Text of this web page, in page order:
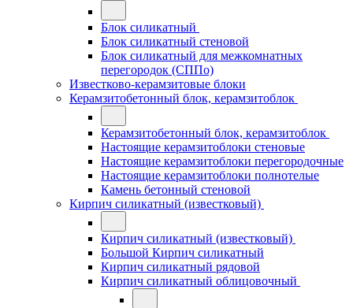
Блок силикатный
Блок силикатный стеновой
Блок силикатный для межкомнатных
перегородок (СППо)
Известково-керамзитовые блоки
Керамзитобетонный блок, керамзитоблок
Керамзитобетонный блок, керамзитоблок
Настоящие керамзитоблоки стеновые
Настоящие керамзитоблоки перегородочные
Настоящие керамзитоблоки полнотелые
Камень бетонный стеновой
Кирпич силикатный (известковый)
Кирпич силикатный (известковый)
Большой Кирпич силикатный
Кирпич силикатный рядовой
Кирпич силикатный облицовочный